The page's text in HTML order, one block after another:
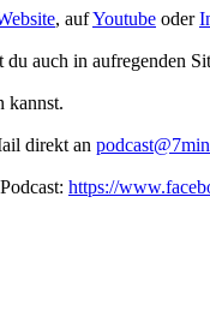
, aufYoutube oder
auch in aufregenden
kannst.
direkt an
https://